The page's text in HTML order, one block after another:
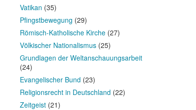
Vatikan (35)
Pfingstbewegung (29)
Römisch-Katholische Kirche(27)
Völkischer Nationalismus(25)
Grundlagen der Weltanschauungsarbeit
(24)
Evangelischer Bund (23)
Religionsrecht in Deutschland (22)
Zeitgeist(21)